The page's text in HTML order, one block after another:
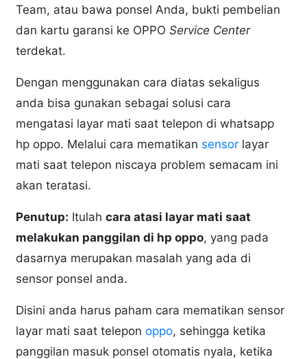
Team, atau bawa ponsel Anda, bukti pembelian
dan kartu garansi ke OPPOService Center
terdekat.
Dengan menggunakan cara diatas sekaligus
anda bisa gunakan sebagai solusi cara
mengatasi layar mati saat telepon di whatsapp
hp oppo. Melalui cara mematikan sensor layar
mati saat telepon niscaya problem semacam ini
akan teratasi.
Penutup: Itulahcara atasi layar mati saat
melakukan panggilan di hp oppo, yang pada
dasarnya merupakan masalah yang ada di
sensor ponsel anda.
Disini anda harus paham cara mematikan sensor
layar mati saat teleponoppo, sehingga ketika
panggilan masuk ponsel otomatis nyala, ketika